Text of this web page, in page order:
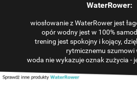
WaterRower:
wiosłowanie z WaterRower jest
opór wodny jest w 100%
trening jest spokojny i kojący,
rytmicznemu szumowi
woda nie wykazuje oznak zużycia -